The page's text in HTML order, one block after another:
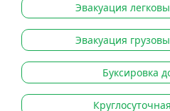
Эвакуация
Эвакуация
Буксировка